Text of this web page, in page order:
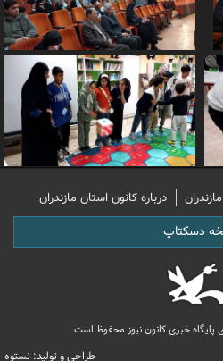
درباره کانون استان مازندران
دسکتاپ
خبری کانون نیوز محفوظ است.
طراحی و تولید: نستوه